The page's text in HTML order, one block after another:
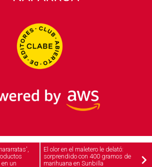
© Grupo Comunikaze
por:OA Cloud
un
El olor en el maletero le delató:
sorprendido con 400 gramos de
marihuana en Sunbilla